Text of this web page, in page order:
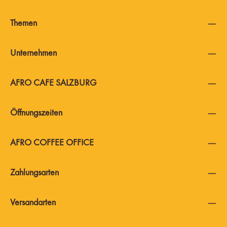
AFRO COFFEE OFFICE
AFRO CAFE SALZBURG
Zahlungsarten
Themen
Unternehmen
Öffnungszeiten
Versandarten